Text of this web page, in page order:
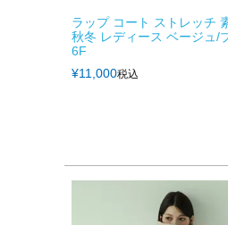
ラップ コート ストレッチ
秋冬 レディース ベージュ/
6F
¥11,000税込